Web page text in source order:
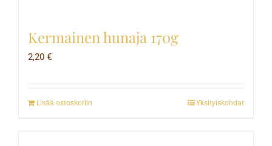
Kermainen hunaja 170g
2,20 €
Lisää ostoskoriin Yksityiskohdat